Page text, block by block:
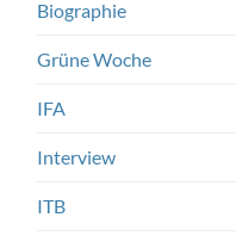
Biographie
Grüne Woche
IFA
Interview
ITB